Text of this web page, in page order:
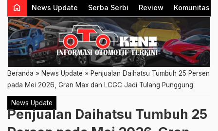
home News Update Serba Serbi Review Komunitas
Beranda » News Update » Penjualan Daihatsu Tumbuh 25 Persen
pada Mei 2026, Gran Max dan LCGC Jadi Tulang Punggung
News Update
Penjualan Daihatsu Tumbuh 25